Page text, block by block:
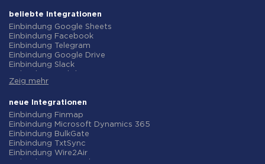
beliebte Integrationen
Einbindung Google Sheets
Einbindung Facebook
Einbindung Telegram
Einbindung Google Drive
Einbindung Slack
Einbindung Gmail
Einbindung ClickUp
Einbindung Airtable
Einbindung Google Contacts
Einbindung OpenAI (ChatGPT)
Einbindung Instagram
Einbindung ActiveCampaign
Einbindung Typeform
Zeig mehr
neue Integrationen
Einbindung Finmap
Einbindung Microsoft Dynamics 365
Einbindung BulkGate
Einbindung TxtSync
Einbindung Wire2Air